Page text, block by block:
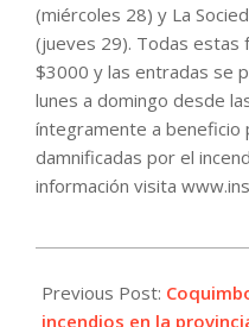
(miércoles 28) y La
(jueves 29). Todas estas
$3000 y las entradas se
lunes a domingo desde
íntegramente a beneficio
damnificadas por el
información visita
02-
13
Previous Post:
incendios en la